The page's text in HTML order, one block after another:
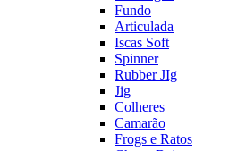
Fundo
Articulada
Iscas Soft
Spinner
Rubber JIg
Jig
Colheres
Camarão
Frogs e Ratos